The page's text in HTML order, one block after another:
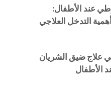
عند الأطفال:
التدخل العلاجي
علاج ضيق الشريان
الأطفال